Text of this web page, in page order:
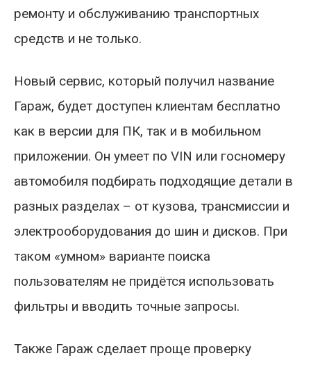
ремонту и обслуживанию транспортных
средств и не только.
Новый сервис, который получил название
Гараж, будет доступен клиентам бесплатно
как в версии для ПК, так и в мобильном
приложении. Он умеет по VIN или госномеру
автомобиля подбирать подходящие детали в
разных разделах – от кузова, трансмиссии и
электрооборудования до шин и дисков. При
таком «умном» варианте поиска
пользователям не придётся использовать
фильтры и вводить точные запросы.
Также Гараж сделает проще проверку